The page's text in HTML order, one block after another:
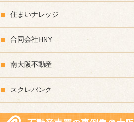
住まいナレッジ
合同会社HNY
南大阪不動産
スクレバンク